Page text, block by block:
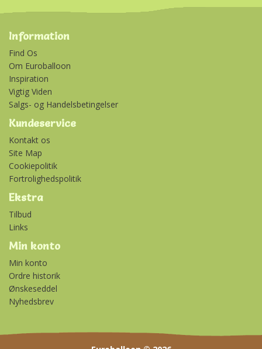
Information
Find Os
Om Euroballoon
Inspiration
Vigtig Viden
Salgs- og Handelsbetingelser
Kundeservice
Kontakt os
Site Map
Cookiepolitik
Fortrolighedspolitik
Ekstra
Tilbud
Links
Min konto
Min konto
Ordre historik
Ønskeseddel
Nyhedsbrev